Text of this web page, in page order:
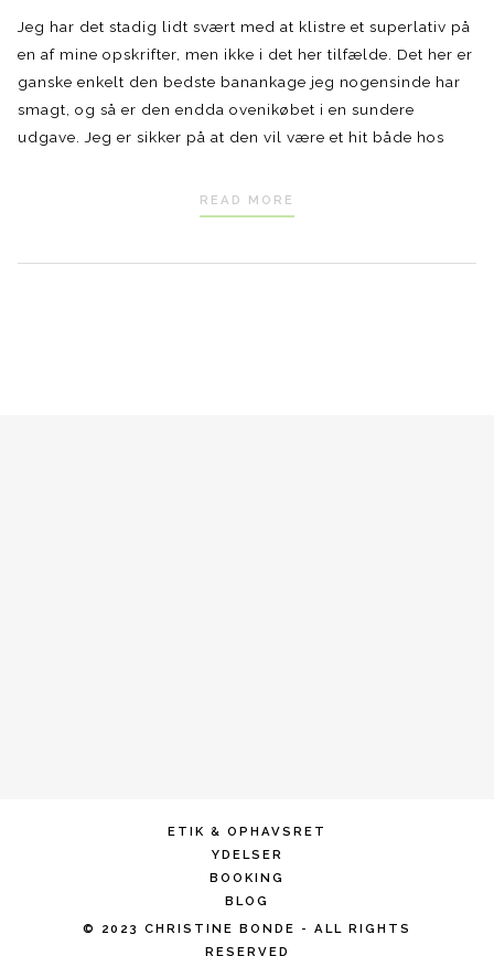
Jeg har det stadig lidt svært med at klistre et superlativ på
en af mine opskrifter, men ikke i det her tilfælde. Det her er
ganske enkelt den bedste banankage jeg nogensinde har
smagt, og så er den endda ovenikøbet i en sundere
udgave. Jeg er sikker på at den vil være et hit både hos
READ MORE
ETIK & OPHAVSRET
YDELSER
BOOKING
BLOG
© 2023 CHRISTINE BONDE - ALL RIGHTS
RESERVED